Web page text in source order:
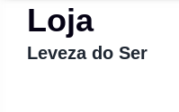
Loja
Leveza do Ser